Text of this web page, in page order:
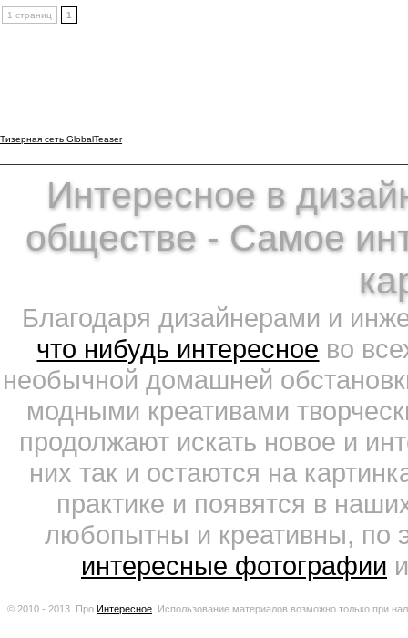
1 страниц 1
Тизерная сеть GlobalTeaser
Интересное в
обществе - Самое
Благодаря дизайнерами и
что нибудь интересное во
необычной домашней
модными креативами
продолжают искать новое и
них так и остаются на
практике и появятся в
любопытны и креативны, по
интересные фотографии
© 2010 - 2013. Про Интересное Использование материалов возможно только при